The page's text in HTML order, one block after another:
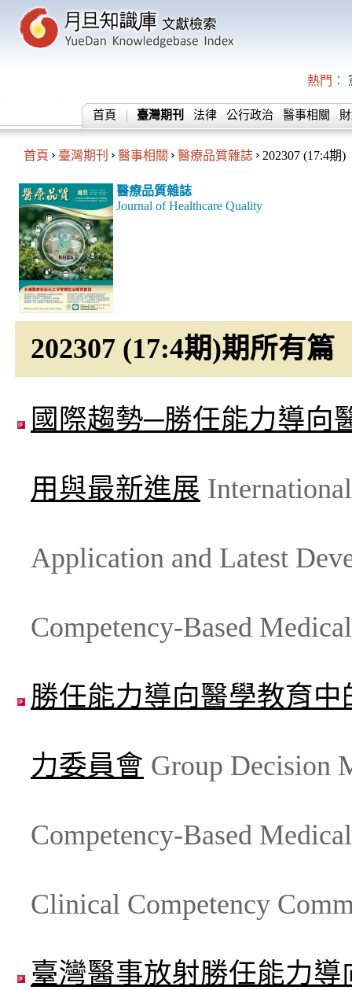
熱門：
首頁 臺灣期刊 法律 公行政治 醫事相關
首頁 臺灣期刊 醫事相關 醫療品質雜誌 202307 (17:4期)
醫療品質雜誌
Journal of Healthcare Quality
202307 (17:4期)期所有篇
國際趨勢─勝任能力導向
用與最新進展
Application and Latest
Competency-Based
勝任能力導向醫學教育
力委員會 Group Decision
Competency-Based
Clinical Competency
臺灣醫事放射勝任能力導